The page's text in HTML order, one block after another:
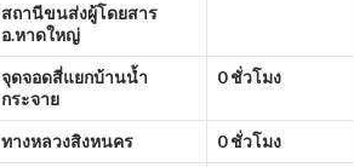
สถานีขนส่งผู้โดยสาร
อ.หาดใหญ่
จุดจอดสี่แยกบ้านน้ำ
กระจาย
0 ชั่วโมง
ทางหลวงสิงหนคร 0 ชั่วโมง